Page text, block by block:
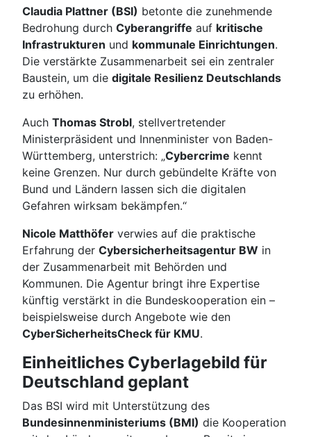
Claudia Plattner (BSI) betonte die zunehmende
Bedrohung durch Cyberangriffe auf kritische
Infrastrukturen und kommunale Einrichtungen.
Die verstärkte Zusammenarbeit sei ein zentraler
Baustein, um die digitale Resilienz Deutschlands
zu erhöhen.
Auch Thomas Strobl, stellvertretender
Ministerpräsident und Innenminister von Baden-
Württemberg, unterstrich: „Cybercrime kennt
keine Grenzen. Nur durch gebündelte Kräfte von
Bund und Ländern lassen sich die digitalen
Gefahren wirksam bekämpfen.“
Nicole Matthöfer verwies auf die praktische
Erfahrung der Cybersicherheitsagentur BW in
der Zusammenarbeit mit Behörden und
Kommunen. Die Agentur bringt ihre Expertise
künftig verstärkt in die Bundeskooperation ein –
beispielsweise durch Angebote wie den
CyberSicherheitsCheck für KMU.
Einheitliches Cyberlagebild für
Deutschland geplant
Das BSI wird mit Unterstützung des
Bundesinnenministeriums (BMI) die Kooperation